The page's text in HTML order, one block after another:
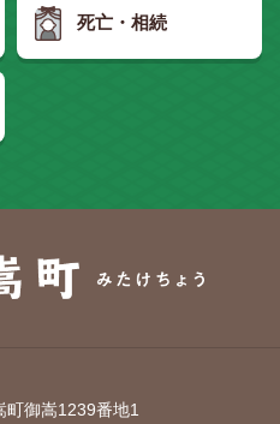
死亡・相続
御嵩1239番地1